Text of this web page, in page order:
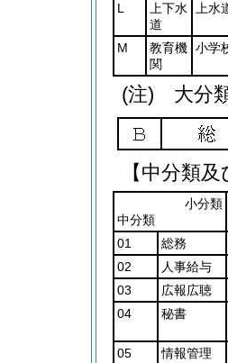
L
上下水
道
上水
M
教育機
関
小学
(注) 大分
【中分類
小分類
中分類
01
総務
02
人事給与
03
広報広聴
04
秘書
05 情報管理